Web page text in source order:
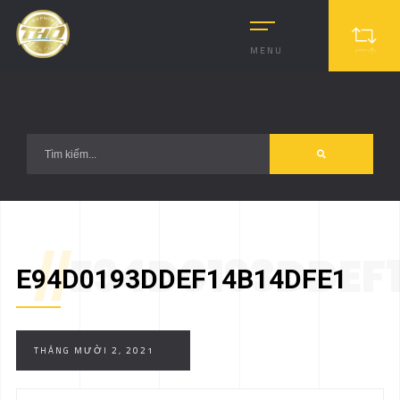
MENU
//
E94D0193DDEF14B14DFE1
THÁNG MƯỜI 2, 2021